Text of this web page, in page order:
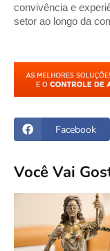
convivência e
setor ao longo da
Facebook
Você Vai